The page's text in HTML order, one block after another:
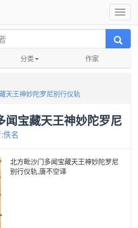
分类 作家
天王神妙陀罗尼别行仪轨
闻宝藏天王神妙陀罗尼
佚名
北方毗沙门多闻宝藏天王神妙陀罗尼
别行仪轨,唐不空译